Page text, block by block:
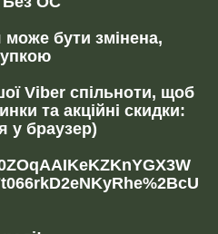
може бути змінена,
Viber спільноти, щоб
та акційні скидки:
у браузер)